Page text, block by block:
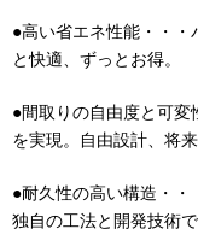
●高い省エネ性能・・・
と快適、ずっとお得。
●間取りの自由度と可
を実現。自由設計、将
●耐久性の高い構造・
独自の工法と開発技術で